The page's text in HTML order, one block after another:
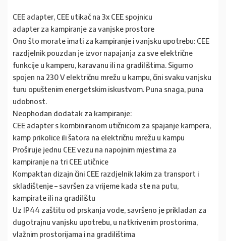
CEE adapter, CEE utikač na 3x CEE spojnicu
adapter za kampiranje za vanjske prostore
Ono što morate imati za kampiranje i vanjsku upotrebu: CEE
razdjelnik pouzdan je izvor napajanja za sve električne
funkcije u kamperu, karavanu ili na gradilištima. Sigurno
spojen na 230 V električnu mrežu u kampu, čini svaku vanjsku
turu opuštenim energetskim iskustvom. Puna snaga, puna
udobnost.
Neophodan dodatak za kampiranje:
CEE adapter s kombiniranom utičnicom za spajanje kampera,
kamp prikolice ili šatora na električnu mrežu u kampu
Proširuje jednu CEE vezu na napojnim mjestima za
kampiranje na tri CEE utičnice
Kompaktan dizajn čini CEE razdjelnik lakim za transport i
skladištenje – savršen za vrijeme kada ste na putu,
kampirate ili na gradilištu
Uz IP44 zaštitu od prskanja vode, savršeno je prikladan za
dugotrajnu vanjsku upotrebu, u natkrivenim prostorima,
vlažnim prostorijama i na gradilištima